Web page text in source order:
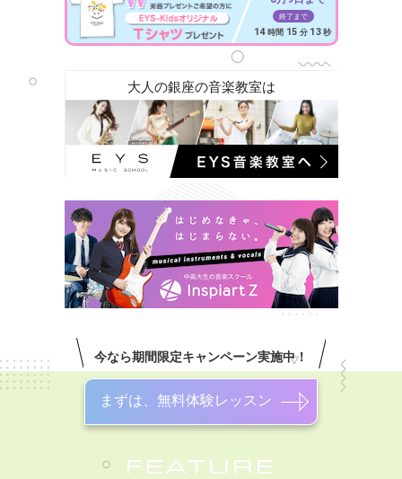
終了まで
14 時間 15 分 11 秒
大人の銀座の音楽教室は
今なら期間限定キャンペーン実施中！
まずは、無料体験レッスン
FEATURE